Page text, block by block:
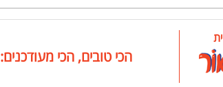
הכי טובים, הכי מעודכנים: